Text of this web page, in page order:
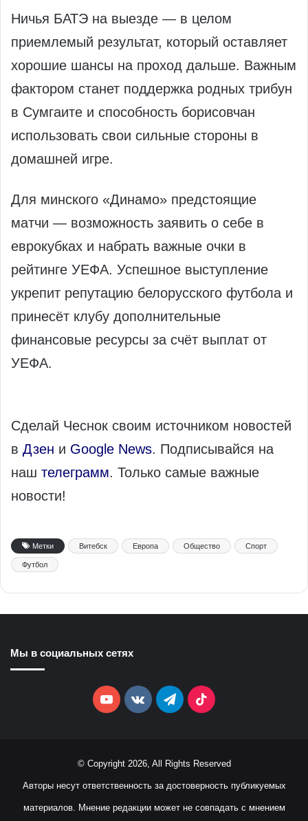
Ничья БАТЭ на выезде — в целом
приемлемый результат, который оставляет
хорошие шансы на проход дальше. Важным
фактором станет поддержка родных трибун
в Сумгаите и способность борисовчан
использовать свои сильные стороны в
домашней игре.
Для минского «Динамо» предстоящие
матчи — возможность заявить о себе в
еврокубках и набрать важные очки в
рейтинге УЕФА. Успешное выступление
укрепит репутацию белорусского футбола и
принесёт клубу дополнительные
финансовые ресурсы за счёт выплат от
УЕФА.
Сделай Чеснок своим источником новостей
в Дзен и Google News. Подписывайся на
наш телеграмм. Только самые важные
новости!
Метки Витебск Европа Общество Спорт
Футбол
Мы в социальных сетях
YouTubevk.comTelegramTikTok
© Copyright 2026, All Rights Reserved
Авторы несут ответственность за достоверность публикуемых
материалов. Мнение редакции может не совпадать с мнением